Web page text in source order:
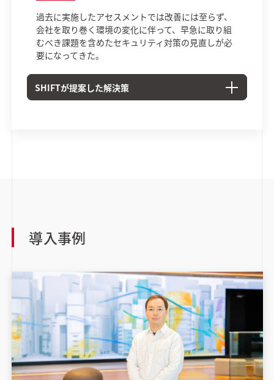
過去に実施したアセスメントでは改善には至らず、
会社を取り巻く環境の変化に伴って、早急に取り組
むべき課題を含めたセキュリティ対策の見直しが必
要になってきた。
SHIFTが提案した解決策
導入事例